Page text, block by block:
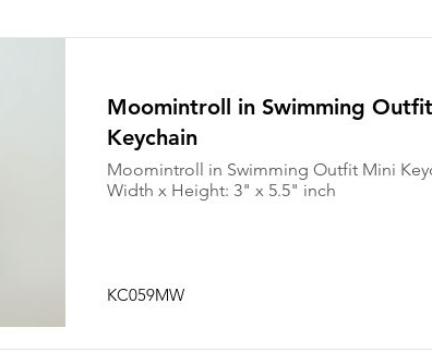
Moomintroll in Swimming
Keychain
Moomintroll in Swimming Outfit Mini
Width x Height: 3" x 5.5" inch
KC059MW